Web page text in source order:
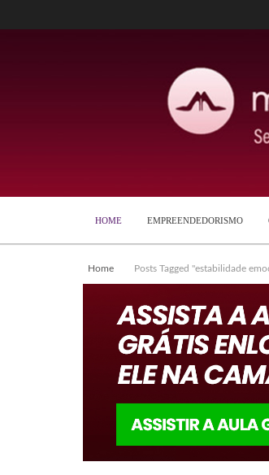
HOME EMPREENDEDORISMO
Home Posts Tagged "estabilidade